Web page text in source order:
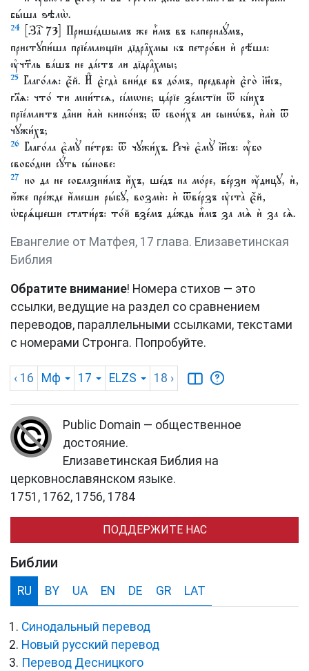
бы́ша ѕѣлѡ̀.
24
[Заⷱ҇ 73] Прише́дшымъ же и҆̀мъ въ капернаꙋ́мъ,
пристꙋпи́ша прїе́млющїи дїдра̑хмы къ петро́ви и҆ рѣ́ша:
ᲂу҆чт҃ль ва́шъ не да́стъ ли дїдра̑хмы;
25 Глаго́лѧ: є҆́й. И҆ є҆гда̀ вни́де въ до́мъ, предварѝ є҆го̀ і҆и҃съ,
гл҃ѧ: что́ ти мни́тсѧ, сі́мѡне; ца́рїе зе́мстїи ѿ кі́ихъ
прїе́млютъ да̑ни и҆лѝ кинсо́нъ; ѿ свои́хъ ли сынѡ́въ, и҆лѝ ѿ
чꙋжи́хъ;
26 Глаго́ла є҆мꙋ̀ пе́тръ: ѿ чꙋжи́хъ. Речѐ є҆мꙋ̀ і҆и҃съ: ᲂу҆̀бо
свобо́дни сꙋ́ть сы́нове:
27 но да не соблазни́мъ и҆́хъ, ше́дъ на мо́ре, ве́рзи ᲂу҆́дицꙋ, и҆,
ю҆́же пре́жде и҆́меши ры́бꙋ, возмѝ: и҆ ѿве́рзъ ᲂу҆ста̀ є҆́й,
ѡ҆брѧ́щеши стати́ръ: то́й взе́мъ да́ждь и҆̀мъ за мѧ̀ и҆ за сѧ̀.
Евангелие от Матфея, 17 глава. Елизаветинская
Библия
Обратите внимание! Номера стихов — это
ссылки, ведущие на раздел со сравнением
переводов, параллельными ссылками, текстами
с номерами Стронга. Попробуйте.
‹ 16 Мф 17 ELZS 18 ›
Public Domain — общественное
достояние.
Елизаветинская Библия на
церковнославянском языке.
1751, 1762, 1756, 1784
ПОДДЕРЖИТЕ НАС
Библии
RU BY UA EN DE GR LAT
Синодальный перевод
Новый русский перевод
Перевод Десницкого